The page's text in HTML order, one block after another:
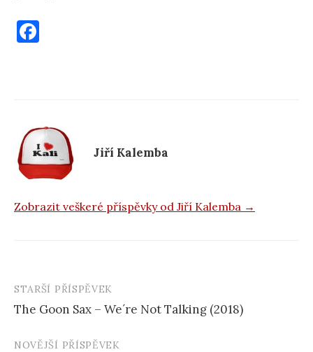
b
o
o
k
Jiří Kalemba
Zobrazit veškeré příspěvky od Jiří Kalemba →
Navigace
příspěvku
STARŠÍ PŘÍSPĚVEK
The Goon Sax – We´re Not Talking (2018)
NOVĚJŠÍ PŘÍSPĚVEK